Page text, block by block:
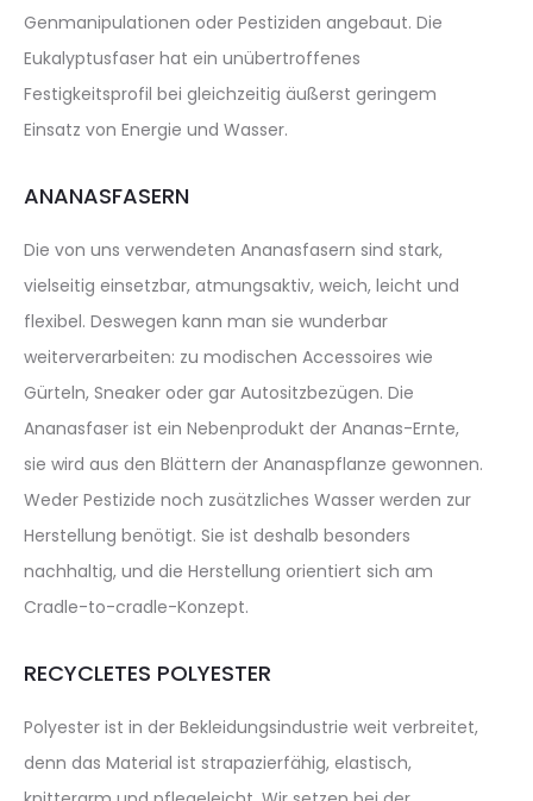
Genmanipulationen oder Pestiziden angebaut. Die
Eukalyptusfaser hat ein unübertroffenes
Festigkeitsprofil bei gleichzeitig äußerst geringem
Einsatz von Energie und Wasser.
ANANASFASERN
Die von uns verwendeten Ananasfasern sind stark,
vielseitig einsetzbar, atmungsaktiv, weich, leicht und
flexibel. Deswegen kann man sie wunderbar
weiterverarbeiten: zu modischen Accessoires wie
Gürteln, Sneaker oder gar Autositzbezügen. Die
Ananasfaser ist ein Nebenprodukt der Ananas-Ernte,
sie wird aus den Blättern der Ananaspflanze gewonnen.
Weder Pestizide noch zusätzliches Wasser werden zur
Herstellung benötigt. Sie ist deshalb besonders
nachhaltig, und die Herstellung orientiert sich am
Cradle-to-cradle-Konzept.
RECYCLETES POLYESTER
Polyester ist in der Bekleidungsindustrie weit verbreitet,
denn das Material ist strapazierfähig, elastisch,